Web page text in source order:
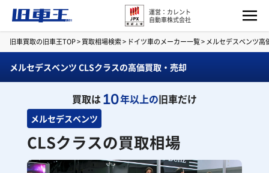
運営：カレント
自動車株式会社
旧車買取の旧車王TOP>買取相場検索> ドイツ車のメーカー一覧> メルセデスベンツ高
メルセデスベンツ CLSクラスの高価買取・売却
買取は10年以上の旧車だけ
メルセデスベンツ
CLSクラスの買取相場